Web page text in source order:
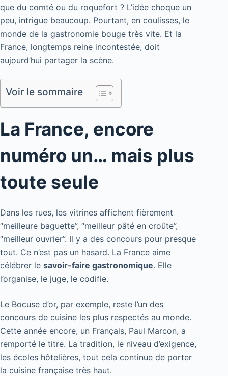
que du comté ou du roquefort ? L’idée choque un
peu, intrigue beaucoup. Pourtant, en coulisses, le
monde de la gastronomie bouge très vite. Et la
France, longtemps reine incontestée, doit
aujourd’hui partager la scène.
Voir le sommaire
La France, encore
numéro un… mais plus
toute seule
Dans les rues, les vitrines affichent fièrement
“meilleure baguette”, “meilleur pâté en croûte”,
“meilleur ouvrier”. Il y a des concours pour presque
tout. Ce n’est pas un hasard. La France aime
célébrer le savoir-faire gastronomique. Elle
l’organise, le juge, le codifie.
Le Bocuse d’or, par exemple, reste l’un des
concours de cuisine les plus respectés au monde.
Cette année encore, un Français, Paul Marcon, a
remporté le titre. La tradition, le niveau d’exigence,
les écoles hôtelières, tout cela continue de porter
la cuisine française très haut.